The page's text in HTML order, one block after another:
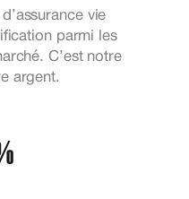
vie
parmi les
C’est notre
argent.